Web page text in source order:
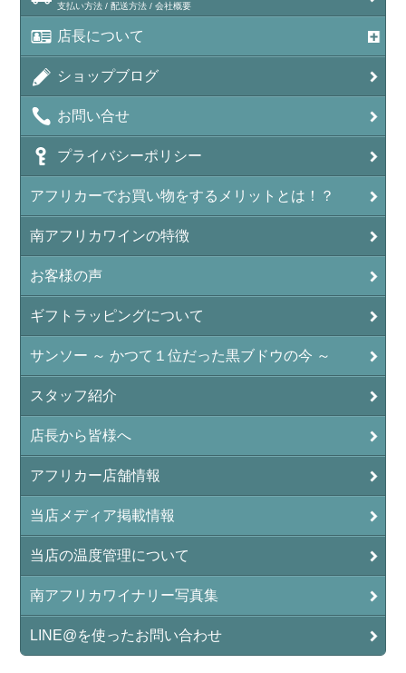
支払い方法 / 配送方法 / 会社概要
店長について
ショップブログ
お問い合せ
プライバシーポリシー
アフリカーでお買い物をするメリットとは！？
南アフリカワインの特徴
お客様の声
ギフトラッピングについて
サンソー ～ かつて１位だった黒ブドウの今 ～
スタッフ紹介
店長から皆様へ
アフリカー店舗情報
当店メディア掲載情報
当店の温度管理について
南アフリカワイナリー写真集
LINE@を使ったお問い合わせ